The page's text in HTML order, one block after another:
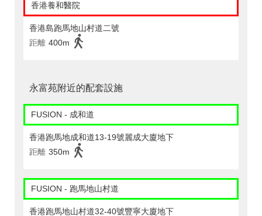
香港養和醫院
香港島跑馬地山村道二號
距離 400m
永富苑附近的配套設施
FUSION - 成和道
香港跑馬地成和道13-19號麗成大廈地下
距離 350m
FUSION - 跑馬地山村道
香港跑馬地山村道32-40號豐寧大廈地下